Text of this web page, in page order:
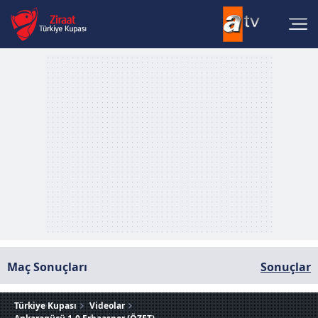
Maç Sonuçları Sonuçlar
Türkiye Kupası
Videolar